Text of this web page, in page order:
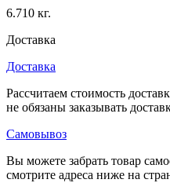
6.710 кг.
Доставка
Доставка
Рассчитаем стоимость
не обязаны заказывать
Самовывоз
Вы можете забрать товар
смотрите адреса ниже на